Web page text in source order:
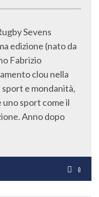
Sevens
edizione (nato da
Fabrizio
clou nella
e mondanità,
sport come il
Anno dopo
0